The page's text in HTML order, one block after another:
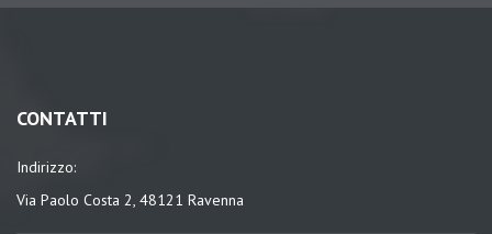
CONTATTI
Indirizzo:
Via Paolo Costa 2, 48121 Ravenna